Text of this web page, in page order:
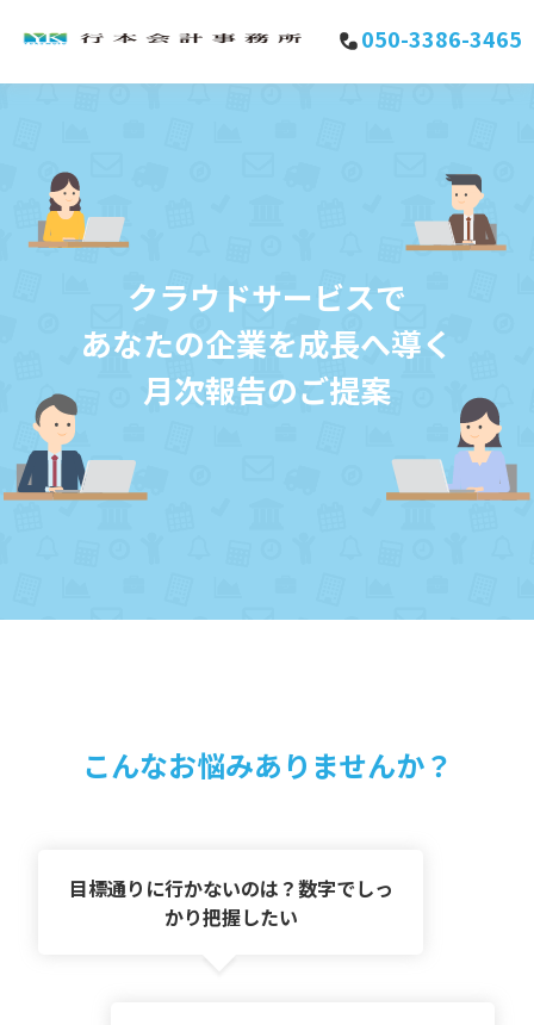
050-3386-3465
クラウドサービスで
あなたの企業を成長へ導く
月次報告のご提案
こんなお悩みありませんか？
目標通りに行かないのは？数字でしっ
かり把握したい